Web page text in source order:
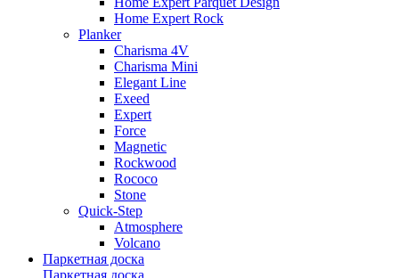
Home Expert Rock
Planker
Charisma 4V
Charisma Mini
Elegant Line
Exeed
Expert
Force
Magnetic
Rockwood
Rococo
Stone
Quick-Step
Atmosphere
Volcano
Паркетная доска
Паркетная доска